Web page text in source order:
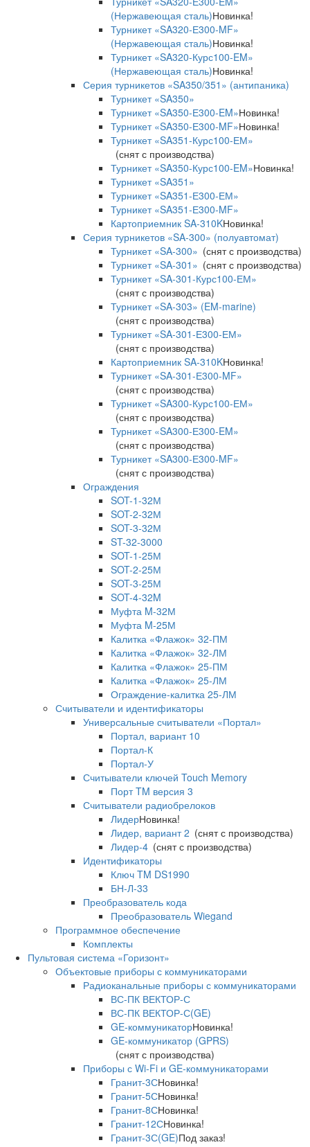
(Нержавеющая сталь)Новинка!
Турникет «SA320-Е300-MF»
(Нержавеющая сталь)Новинка!
Турникет «SA320-Курс100-EM»
(Нержавеющая сталь)Новинка!
Серия турникетов «SA350/351» (антипаника)
Турникет «SA350»
Турникет «SA350-Е300-EM»Новинка!
Турникет «SA350-Е300-MF»Новинка!
Турникет «SA351-Курс100-ЕМ»
(снят с производства)
Турникет «SA350-Курс100-EM»Новинка!
Турникет «SA351»
Турникет «SA351-Е300-ЕМ»
Турникет «SA351-Е300-MF»
Картоприемник SA-310KНовинка!
Серия турникетов «SA-300» (полуавтомат)
Турникет «SA-300» (снят с производства)
Турникет «SA-301» (снят с производства)
Турникет «SA-301-Курс100-ЕМ»
(снят с производства)
Турникет «SA-303» (EM-marine)
(снят с производства)
Турникет «SA-301-Е300-ЕМ»
(снят с производства)
Картоприемник SA-310KНовинка!
Турникет «SA-301-Е300-MF»
(снят с производства)
Турникет «SA300-Курс100-ЕМ»
(снят с производства)
Турникет «SA300-Е300-EM»
(снят с производства)
Турникет «SA300-Е300-MF»
(снят с производства)
Ограждения
SOT-1-32М
SOT-2-32М
SOT-3-32М
ST-32-3000
SOT-1-25М
SOT-2-25М
SOT-3-25М
SOT-4-32M
Муфта M-32М
Муфта M-25М
Калитка «Флажок» 32-ПМ
Калитка «Флажок» 32-ЛМ
Калитка «Флажок» 25-ПМ
Калитка «Флажок» 25-ЛМ
Ограждение-калитка 25-ЛМ
Считыватели и идентификаторы
Универсальные считыватели «Портал»
Портал, вариант 10
Портал-К
Портал-У
Считыватели ключей Touch Memory
Порт TM версия 3
Считыватели радиобрелоков
ЛидерНовинка!
Лидер, вариант 2 (снят с производства)
Лидер-4 (снят с производства)
Идентификаторы
Ключ TM DS1990
БН-Л-33
Преобразователь кода
Преобразователь Wiegand
Программное обеспечение
Комплекты
Пультовая система «Горизонт»
Объектовые приборы с коммуникаторами
Радиоканальные приборы с коммуникаторами
ВС-ПК ВЕКТОР-С
ВС-ПК ВЕКТОР-С(GE)
GE-коммуникаторНовинка!
GE-коммуникатор (GPRS)
(снят с производства)
Приборы с Wi-Fi и GE-коммуникаторами
Гранит-3СНовинка!
Гранит-5СНовинка!
Гранит-8СНовинка!
Гранит-12СНовинка!
Гранит-3С(GE)Под заказ!